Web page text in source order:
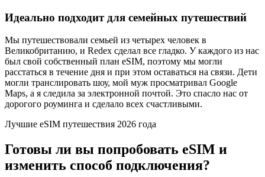
Идеально подходит для семейных путешествий
Мы путешествовали семьей из четырех человек в
Великобританию, и Redex сделал все гладко. У каждого из нас
был свой собственный план eSIM, поэтому мы могли
расстаться в течение дня и при этом оставаться на связи. Дети
могли транслировать шоу, мой муж просматривал Google
Maps, а я следила за электронной почтой. Это спасло нас от
дорогого роуминга и сделало всех счастливыми.
Лучшие eSIM путешествия 2026 года
Готовы ли вы попробовать eSIM и
изменить способ подключения?